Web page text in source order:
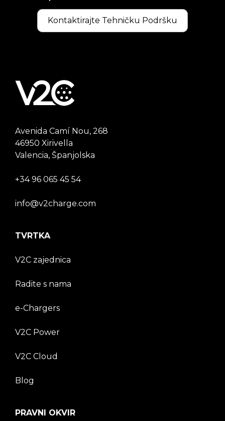
Kontaktirajte Tehničku Podršku
Avenida Camí Nou, 268
46950 Xirivella
Valencia, Španjolska
+34 96 065 45 54
info@v2charge.com
TVRTKA
V2C zajednica
Radite s nama
e-Chargers
V2C Power
V2C Cloud
Blog
PRAVNI OKVIR